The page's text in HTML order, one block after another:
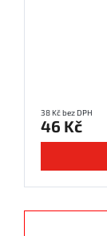
38 Kč bez DPH
46 Kč